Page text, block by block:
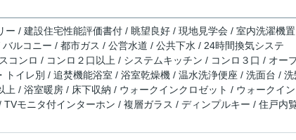
ー / 建設住宅性能評価書付 / 眺望良好 / 現地見学会 / 室内洗濯機置
ルコニー / 都市ガス / 公営水道 / 公共下水 / 24時間換気システ
コンロ / コンロ２口以上 / システムキッチン / コンロ３口 / オー
トイレ別 / 追焚機能浴室 / 浴室乾燥機 / 温水洗浄便座 / 洗面台 / 洗
/ 浴室暖房 / 床下収納 / ウォークインクロゼット / ウォークイ
モニタ付インターホン / 複層ガラス / ディンプルキー / 住戸内